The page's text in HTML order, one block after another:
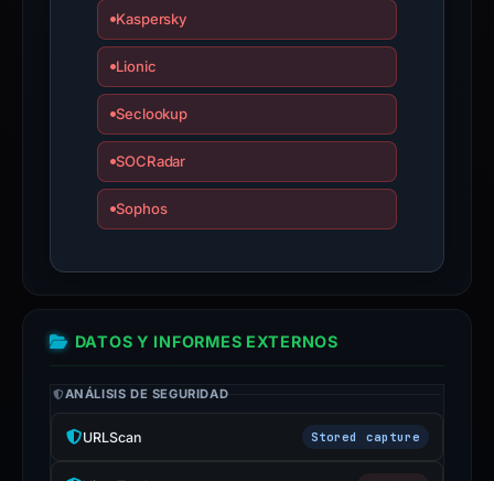
Kaspersky
Lionic
Seclookup
SOCRadar
Sophos
DATOS Y INFORMES EXTERNOS
ANÁLISIS DE SEGURIDAD
URLScan Stored capture